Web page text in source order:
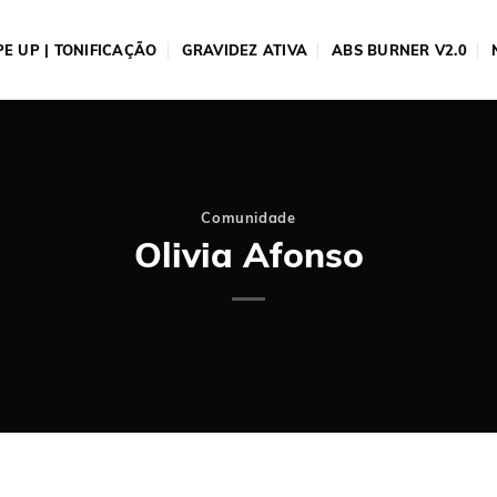
UP | TONIFICAÇÃO GRAVIDEZ ATIVA ABS BURNER V2.0
Comunidade
Olivia Afonso